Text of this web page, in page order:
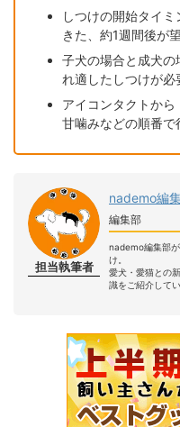
しつけの開始タイ
きた、約1週間後が
子犬の場合と成犬
れ適したしつけが必
アイコンタクトか
甘噛みなどの順番で
担当執筆者
nademo編
編集部
nademo編集部
け。
愛犬・愛猫との
識をご紹介してい